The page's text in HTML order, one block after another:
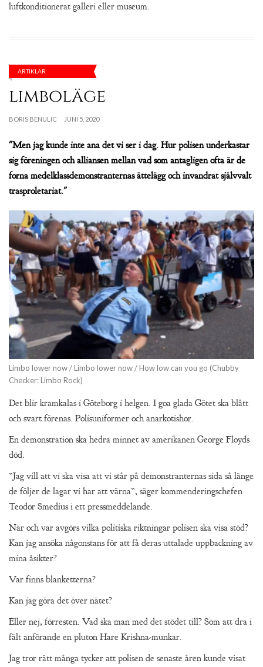
luftkonditionerat galleri eller museum.
ARTIKLAR
limboläge
BORIS BENULIC JUNI 5, 2020
"Men jag kunde inte ana det vi ser i dag. Hur polisen underkastar
sig föreningen och alliansen mellan vad som antagligen ofta är de
forna medelklassdemonstranternas ättelägg och invandrat självvalt
trasproletariat."
Limbo lower now / Limbo lower now / How low can you go (Chubby
Checker: Limbo Rock)
Det blir kramkalas i Göteborg i helgen. I goa glada Götet ska blått
och svart förenas. Polisuniformer och anarkotishor.
En demonstration ska hedra minnet av amerikanen George Floyds
död.
”Jag vill att vi ska visa att vi står på demonstranternas sida så länge
de följer de lagar vi har att värna”, säger kommenderingschefen
Teodor Smedius i ett pressmeddelande.
När och var avgörs vilka politiska riktningar polisen ska visa stöd?
Kan jag ansöka någonstans för att få deras uttalade uppbackning av
mina åsikter?
Var finns blanketterna?
Kan jag göra det över nätet?
Eller nej, förresten. Vad ska man med det stödet till? Som att dra i
fält anförande en pluton Hare Krishna-munkar.
Jag tror rätt många tycker att polisen de senaste åren kunde visat